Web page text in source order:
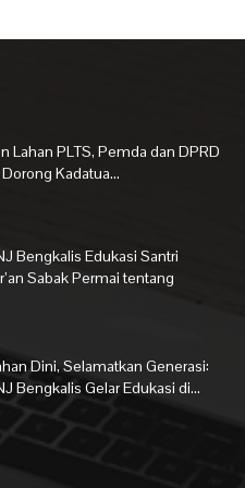
Lahan PLTS, Pemda dan DPRD
Kadatua...
Bengkalis Edukasi Santri
Sabak Permai tentang
Dini, Selamatkan Generasi:
Bengkalis Gelar Edukasi di...